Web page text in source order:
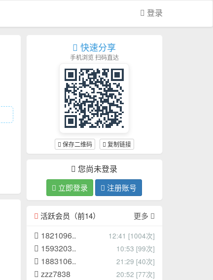
登录
快速分享
手机浏览 扫码直达
保存二维码 复制链接
您尚未登录
立即登录 注册账号
活跃会员（前14） 更多
1821096.. 12:41 [1004次]
1593203.. 10:53 [99次]
1883106.. 21:29 [40次]
zzz7838 20:52 [77次]